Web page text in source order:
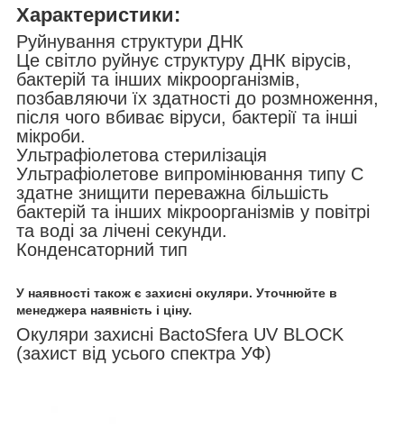
Характеристики:
Руйнування структури ДНК
Це світло руйнує структуру ДНК вірусів,
бактерій та інших мікроорганізмів,
позбавляючи їх здатності до розмноження,
після чого вбиває віруси, бактерії та інші
мікроби.
Ультрафіолетова стерилізація
Ультрафіолетове випромінювання типу C
здатне знищити переважна більшість
бактерій та інших мікроорганізмів у повітрі
та воді за лічені секунди.
Конденсаторний тип
У наявності також є захисні окуляри. Уточнюйте в
менеджера наявність і ціну.
Окуляри захисні BactoSfera UV BLOCK
(захист від усього спектра УФ)